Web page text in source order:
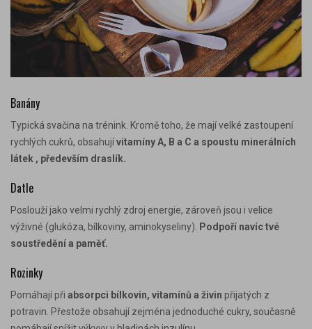
Banány
Typická svačina na trénink. Kromě toho, že mají velké zastoupení
rychlých cukrů, obsahujívitamíny A, B a C a spoustu minerálních
látek , především draslík.
Datle
Poslouží jako velmi rychlý zdroj energie, zároveň jsou i velice
výživné (glukóza, bílkoviny, aminokyseliny).
Podpoří navíc tvé
soustředění a paměť.
Rozinky
Pomáhají při absorpci bílkovin, vitamínů a živin přijatých z
potravin. Přestože obsahují zejména jednoduché cukry, současně